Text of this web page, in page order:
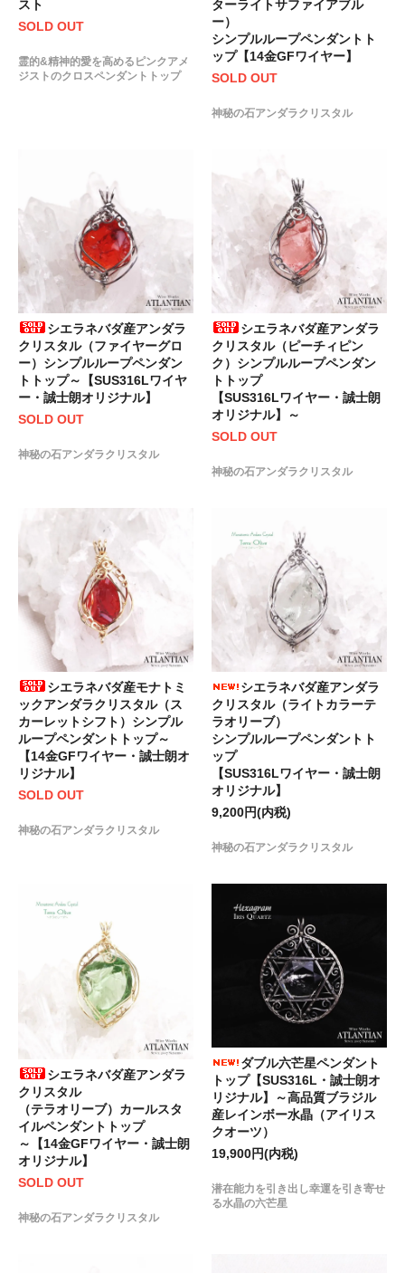
スト
SOLD OUT
霊的&精神的愛を高めるピンクアメ
ジストのクロスペンダントトップ
ターライトサファイアブル
ー）
シンプルループペンダントト
ップ【14金GFワイヤー】
SOLD OUT
神秘の石アンダラクリスタル
シエラネバダ産アンダラ
クリスタル（ファイヤーグロ
ー）シンプルループペンダン
トトップ～【SUS316Lワイヤ
ー・誠士朗オリジナル】
SOLD OUT
神秘の石アンダラクリスタル
シエラネバダ産アンダラ
クリスタル（ピーチィピン
ク）シンプルループペンダン
トトップ
【SUS316Lワイヤー・誠士朗
オリジナル】～
SOLD OUT
神秘の石アンダラクリスタル
シエラネバダ産モナトミ
ックアンダラクリスタル（ス
カーレットシフト）シンプル
ループペンダントトップ～
【14金GFワイヤー・誠士朗オ
リジナル】
SOLD OUT
神秘の石アンダラクリスタル
シエラネバダ産アンダラ
クリスタル（ライトカラーテ
ラオリーブ）
シンプルループペンダントト
ップ
【SUS316Lワイヤー・誠士朗
オリジナル】
9,200円(内税)
神秘の石アンダラクリスタル
シエラネバダ産アンダラ
クリスタル
（テラオリーブ）カールスタ
イルペンダントトップ
～【14金GFワイヤー・誠士朗
オリジナル】
SOLD OUT
神秘の石アンダラクリスタル
ダブル六芒星ペンダント
トップ【SUS316L・誠士朗オ
リジナル】～高品質ブラジル
産レインボー水晶（アイリス
クオーツ）
19,900円(内税)
潜在能力を引き出し幸運を引き寄せ
る水晶の六芒星